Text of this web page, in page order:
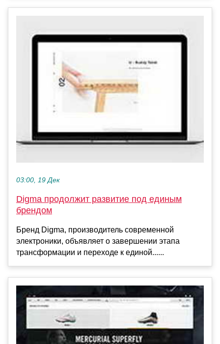
03:00, 19 Дек
Digma продолжит развитие под единым
брендом
Бренд Digma, производитель современной
электроники, объявляет о завершении этапа
трансформации и переходе к единой......